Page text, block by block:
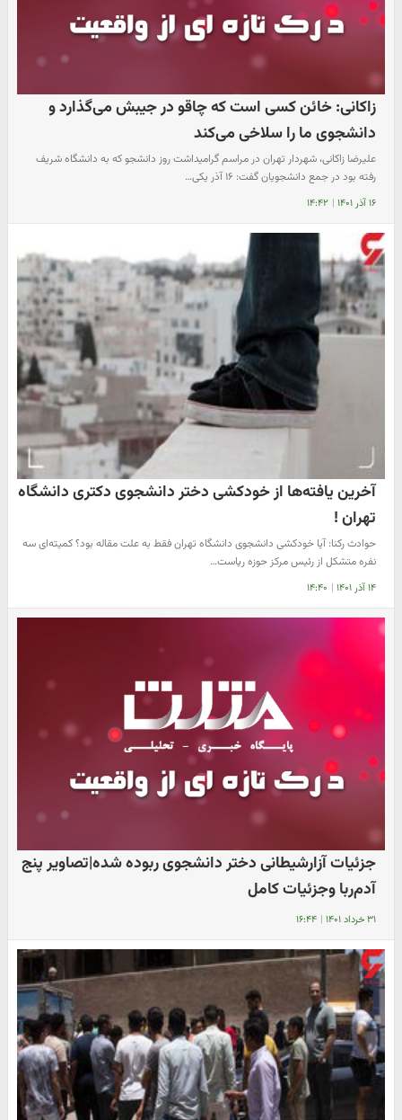
زاکانی: خائن کسی است که چاقو در جیبش می‌گذارد و
دانشجوی ما را سلاخی می‌کند
علیرضا زاکانی، شهردار تهران در مراسم گرامیداشت روز دانشجو که به دانشگاه شریف
رفته بود در جمع دانشجویان گفت: ۱۶ آذر یکی…
۱۶ آذر ۱۴۰۱ | ۱۴:۴۲
آخرین یافته‌ها از خودکشی دختر دانشجوی دکتری دانشگاه
تهران !
حوادث رکنا: آیا خودکشی دانشجوی دانشگاه تهران فقط به علت مقاله بود؟ کمیته‌ای سه
نفره متشکل از رئیس مرکز حوزه ریاست…
۱۴ آذر ۱۴۰۱ | ۱۴:۴۰
جزئیات‌ آزارشیطانی دختر دانشجوی ربوده شده|تصاویر پنج
آدم‌ربا وجزئیات کامل
۳۱ خرداد ۱۴۰۱ | ۱۶:۴۴